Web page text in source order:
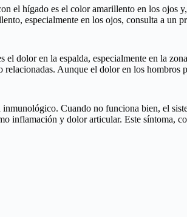
el hígado es el color amarillento en los
especialmente en los ojos, consulta a
el dolor en la espalda, especialmente en la
Aunque el dolor en los
Cuando no funciona bien, el
inflamación y dolor articular. Este síntoma,